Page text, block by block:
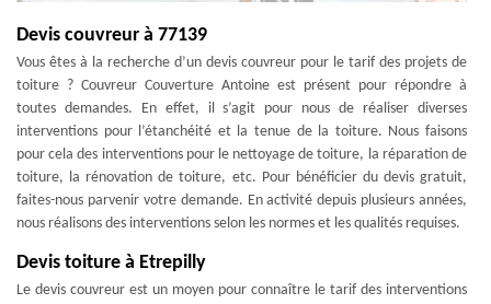
Devis couvreur à 77139
Vous êtes à la recherche d’un devis couvreur pour le tarif des projets de
toiture ? Couvreur Couverture Antoine est présent pour répondre à
toutes demandes. En effet, il s’agit pour nous de réaliser diverses
interventions pour l’étanchéité et la tenue de la toiture. Nous faisons
pour cela des interventions pour le nettoyage de toiture, la réparation de
toiture, la rénovation de toiture, etc. Pour bénéficier du devis gratuit,
faites-nous parvenir votre demande. En activité depuis plusieurs années,
nous réalisons des interventions selon les normes et les qualités requises.
Devis toiture à Etrepilly
Le devis couvreur est un moyen pour connaître le tarif des interventions